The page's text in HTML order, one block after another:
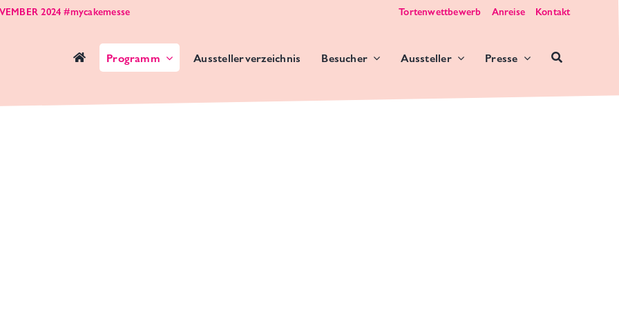
2024 #mycakemesse Tortenwettbewerb Anreise Kontakt
Programm Ausstellerverzeichnis Besucher Aussteller Presse